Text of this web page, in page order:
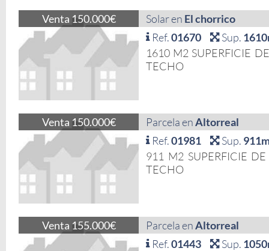
Venta 150.000€ Solar en El chorrico
Ref.01670 Sup.
1610 M2 SUPERFICIE
TECHO
Venta 150.000€ Parcela enAltorreal
Ref.01981 Sup.
911 M2 SUPERFICIE
TECHO
Venta 155.000€ Parcela enAltorreal
Ref.01443 Sup.